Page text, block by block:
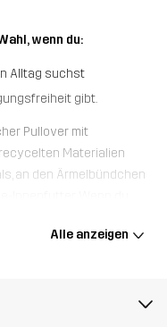
wenn du:
Alltag suchst
gibt.
Pullover mit
Materialien
an den Ärmelbündchen
für gemütliche Stunden
Alle anzeigen